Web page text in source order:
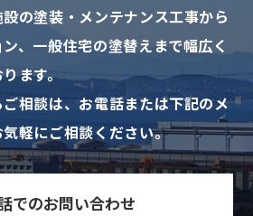
の塗装・メンテナンス工事から
、一般住宅の塗替えまで幅広く
ます。
相談は、お電話または下記のメ
軽にご相談ください。
でのお問い合わせ